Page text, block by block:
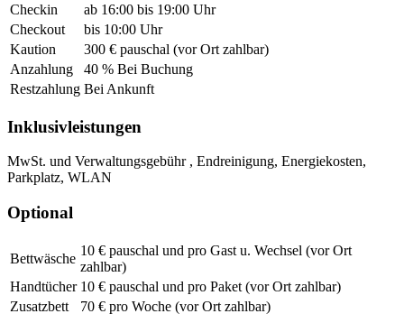
Checkin
ab 16:00 bis 19:00 Uhr
Checkout
bis 10:00 Uhr
Kaution
300 € pauschal (vor Ort zahlbar)
Anzahlung
40 % Bei Buchung
Restzahlung Bei Ankunft
Inklusivleistungen
MwSt. und Verwaltungsgebühr , Endreinigung, Energiekosten,
Parkplatz, WLAN
Optional
Bettwäsche
10 € pauschal und pro Gast u. Wechsel (vor Ort
zahlbar)
Handtücher 10 € pauschal und pro Paket (vor Ort zahlbar)
Zusatzbett
70 € pro Woche (vor Ort zahlbar)